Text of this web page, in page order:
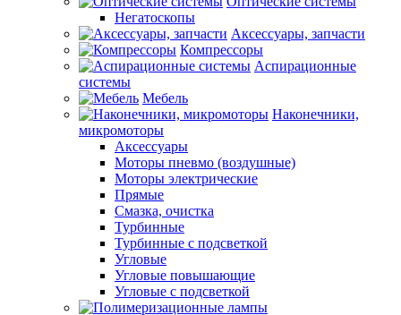
Негатоскопы
Аксессуары, запчасти
Компрессоры
Аспирационные
системы
Мебель
Наконечники,
микромоторы
Аксессуары
Моторы пневмо (воздушные)
Моторы электрические
Прямые
Смазка, очистка
Турбинные
Турбинные с подсветкой
Угловые
Угловые повышающие
Угловые с подсветкой